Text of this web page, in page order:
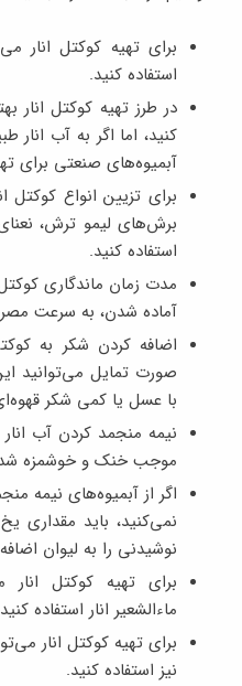
برای تهیه کوکتل انار
استفاده کنید.
در طرز تهیه کوکتل انار
کنید، اما اگر به آب انار
آبمیوه‌های صنعتی برای
برای تزیین انواع کوکتل
برش‌های لیمو ترش،
استفاده کنید.
آماده شدن، به سرعت
اضافه کردن شکر به
صورت تمایل می‌توانید
با عسل یا کمی شکر
نیمه منجمد کردن آب انار
موجب خنک و خوشمزه
اگر از آبمیوه‌های نیمه
نمی‌کنید، باید مقداری
نوشیدنی را به لیوان
برای تهیه کوکتل انار
ماءالشعیر انار استفاده
برای تهیه کوکتل انار
نیز استفاده کنید.